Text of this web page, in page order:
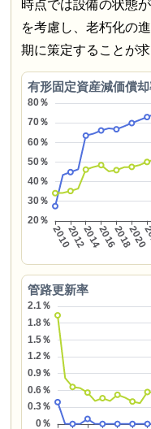
時点では設備の状態
を考慮し、老朽化の
期に策定することが求
有形固定資産減価償
管路更新率